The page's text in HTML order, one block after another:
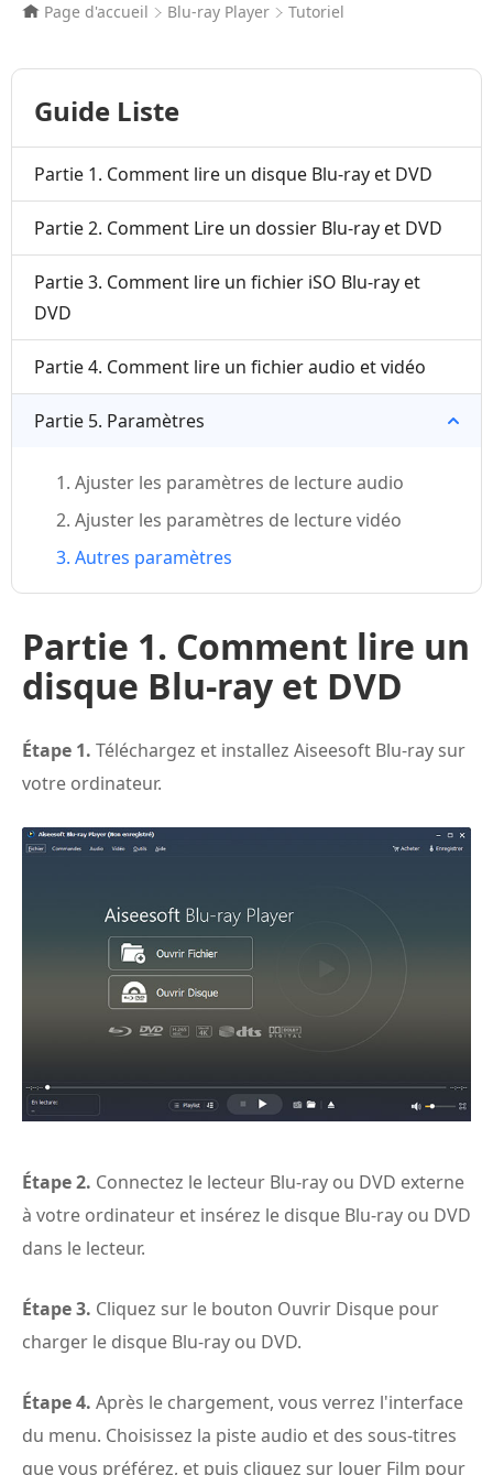
Page d'accueil Blu-ray Player Tutoriel
Guide Liste
Partie 1. Comment lire un disque Blu-ray et DVD
Partie 2. Comment Lire un dossier Blu-ray et DVD
Partie 3. Comment lire un fichier iSO Blu-ray et
DVD
Partie 4. Comment lire un fichier audio et vidéo
Partie 5. Paramètres
1. Ajuster les paramètres de lecture audio
2. Ajuster les paramètres de lecture vidéo
3. Autres paramètres
Partie 1. Comment lire un
disque Blu-ray et DVD
Étape 1. Téléchargez et installez Aiseesoft Blu-ray sur
votre ordinateur.
Étape 2. Connectez le lecteur Blu-ray ou DVD externe
à votre ordinateur et insérez le disque Blu-ray ou DVD
dans le lecteur.
Étape 3. Cliquez sur le bouton Ouvrir Disque pour
charger le disque Blu-ray ou DVD.
Étape 4. Après le chargement, vous verrez l'interface
du menu. Choisissez la piste audio et des sous-titres
que vous préférez, et puis cliquez sur Jouer Film pour